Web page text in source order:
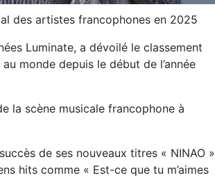
des artistes francophones en 2025
Luminate, a dévoilé le classement
monde depuis le début de l’année
la scène musicale francophone à
de ses nouveaux titres « NINAO »
hits comme « Est-ce que tu m’aimes